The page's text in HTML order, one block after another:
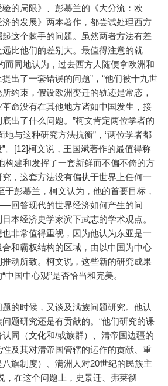
的局限》、彭慕兰的《大分流：欧
的发展》两本著作，都尝试处理西方
这个棘手的问题。虽然两者方法有差
比他们的差别大。最值得注意的就
而同地认为，过去西方人随便拿欧洲和
出了一套错误的问题”，“他们被十九世
约束，假设欧洲变迁的轨迹是常态，
命没有在其他地方诸如中国发生，接
出了什么问题。”柯文肯定两位学者的
地与这种研究方法抗衡”，“两位学者都
。[12]柯文说，王国斌著作的最值得称
构建和发挥了一套新鲜而不偏不倚的方
，这套方法没有偏执于世界上任何一
于彭慕兰，柯文认为，他的首要目标，
回答现代的世界经济如何产生的问
本经济史学家滨下武志的学术观点。
非常值得重视，因为他认为东亚是一
和霸权结构的区域，由以中国为中心
动所致。柯文说，这些新的研究成果
国中心观”是否恰当和完美。
的时候，又谈及满族问题研究。他认
题研究还是有贡献的。“他们研究的课
同（文化和/或族群）、清帝国边疆的
及其对清帝国管辖的运作的贡献、重
旗制度）、满洲人对20世纪的民族主
，在这个问题上，史景迁、弗莱彻